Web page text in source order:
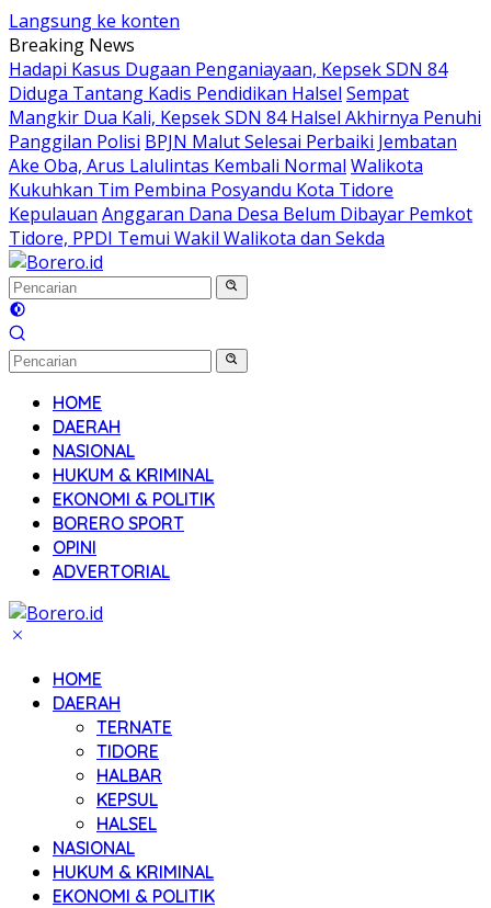
Langsung ke konten
Breaking News
Hadapi Kasus Dugaan Penganiayaan, Kepsek SDN 84
Diduga Tantang Kadis Pendidikan Halsel Sempat
Mangkir Dua Kali, Kepsek SDN 84 Halsel Akhirnya Penuhi
Panggilan Polisi BPJN Malut Selesai Perbaiki Jembatan
Ake Oba, Arus Lalulintas Kembali Normal Walikota
Kukuhkan Tim Pembina Posyandu Kota Tidore
Kepulauan Anggaran Dana Desa Belum Dibayar Pemkot
Tidore, PPDI Temui Wakil Walikota dan Sekda
HOME
DAERAH
NASIONAL
HUKUM & KRIMINAL
EKONOMI & POLITIK
BORERO SPORT
OPINI
ADVERTORIAL
HOME
DAERAH
TERNATE
TIDORE
HALBAR
KEPSUL
HALSEL
NASIONAL
HUKUM & KRIMINAL
EKONOMI & POLITIK